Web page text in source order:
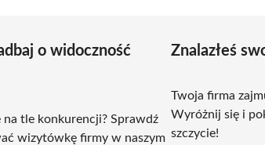
o widoczność
tle konkurencji? Sprawdź
wizytówkę firmy w naszym
Znalazłeś
Twoja firma
Wyróżnij się i
szczycie!